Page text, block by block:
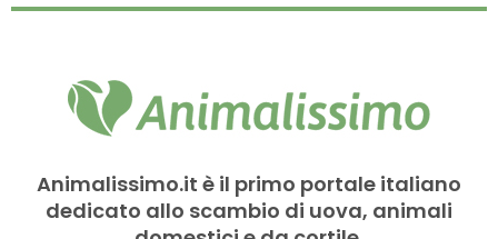
Animalissimo.it è il primo portale italiano
dedicato allo scambio di uova, animali